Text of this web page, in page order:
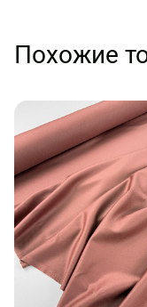
Похожие